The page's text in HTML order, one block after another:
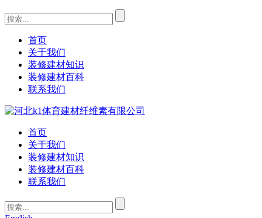
首页
关于我们
装修建材知识
装修建材百科
联系我们
首页
关于我们
装修建材知识
装修建材百科
联系我们